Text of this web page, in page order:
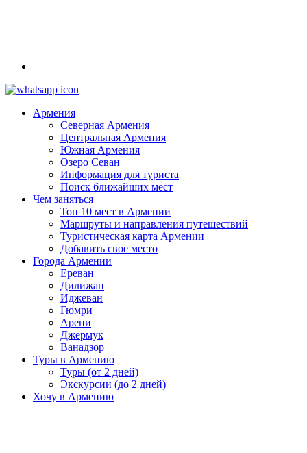
Армения
Северная Армения
Центральная Армения
Южная Армения
Озеро Севан
Информация для туриста
Поиск ближайших мест
Чем заняться
Топ 10 мест в Армении
Маршруты и направления путешествий
Туристическая карта Армении
Добавить свое место
Города Армении
Ереван
Дилижан
Иджеван
Гюмри
Арени
Джермук
Ванадзор
Туры в Армению
Туры (от 2 дней)
Экскурсии (до 2 дней)
Хочу в Армению